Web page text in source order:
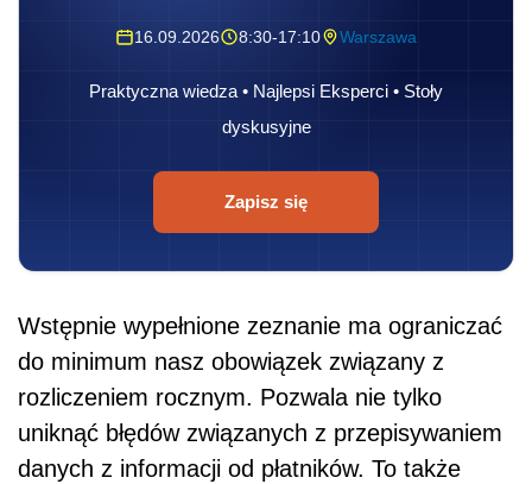
16.09.2026 8:30-17:10 Warszawa
Praktyczna wiedza • Najlepsi Eksperci • Stoły
dyskusyjne
Zapisz się
Wstępnie wypełnione zeznanie ma ograniczać
do minimum nasz obowiązek związany z
rozliczeniem rocznym. Pozwala nie tylko
uniknąć błędów związanych z przepisywaniem
danych z informacji od płatników. To także